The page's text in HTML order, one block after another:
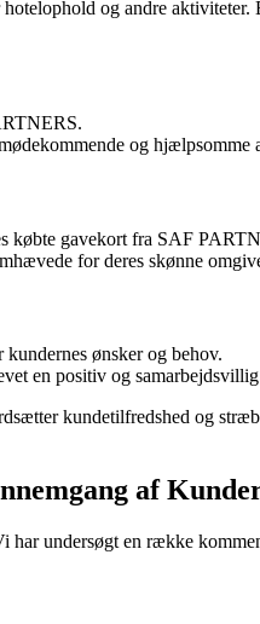
og andre
og hjælpsomme
købte gavekort fra SAF
for deres skønne
ønsker og behov.
en positiv og
kundetilfredshed og
af
undersøgt en række